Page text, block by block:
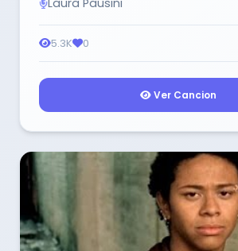
Laura Pausini
5.3K 0
Ver Cancion